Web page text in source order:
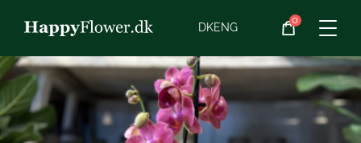
Blomster
Blomster­abonnement
Begravelse
DKENG
0